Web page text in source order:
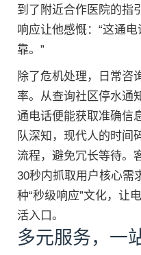
到了附近合作医院的指
响应让他感慨：“这通
靠。”
除了危机处理，日常咨
率。从查询社区停水通
通电话便能获取准确信
队深知，现代人的时间
流程，避免冗长等待。
30秒内抓取用户核心需
种“秒级响应”文化，让
活入口。
多元服务，一